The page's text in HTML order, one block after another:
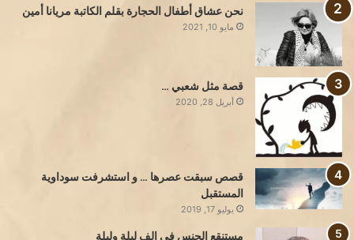
نحن عشاق أطفال الحجارة بقلم الكاتبة مريانا أمين
مايو 10, 2021
قصة مثل شعبي …
أبريل 28, 2020
قصص سبقت عصرها … و استشرفت سوداوية
المستقبل
يوليو 17, 2019
مستنقع الجنس في الف ليلة وليلة